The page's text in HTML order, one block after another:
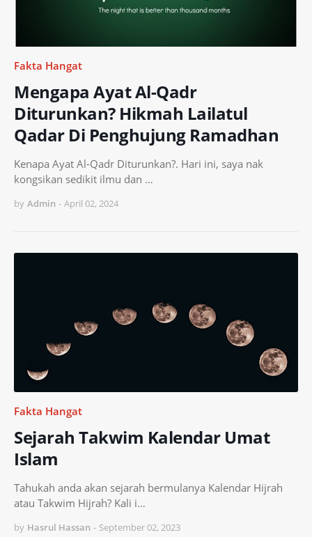
Fakta Hangat
Mengapa Ayat Al-Qadr
Diturunkan? Hikmah Lailatul
Qadar Di Penghujung Ramadhan
Kenapa Ayat Al-Qadr Diturunkan?. Hari ini, saya nak
kongsikan sedikit ilmu dan …
by Admin - April 02, 2024
Fakta Hangat
Sejarah Takwim Kalendar Umat
Islam
Tahukah anda akan sejarah bermulanya Kalendar Hijrah
atau Takwim Hijrah? Kali i…
by Hasrul Hassan - September 02, 2023